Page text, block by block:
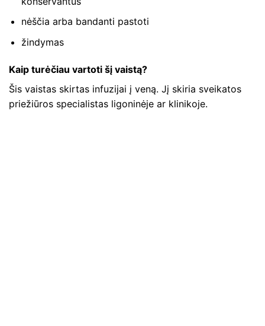
nėščia arba bandanti pastoti
žindymas
Kaip turėčiau vartoti šį vaistą?
Šis vaistas skirtas infuzijai į veną. Jį skiria sveikatos
priežiūros specialistas ligoninėje ar klinikoje.